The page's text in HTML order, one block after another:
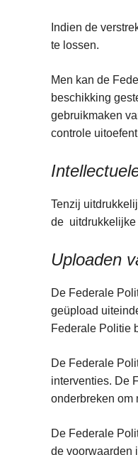
Indien de
te lossen.
Men kan de
beschikking
gebruikmaken
controle
Tenzij
de uitdrukkelijke
Uploaden
De Federale
geüpload
Federale Politie
De Federale
interventies. De
onderbreken om
De Federale
de